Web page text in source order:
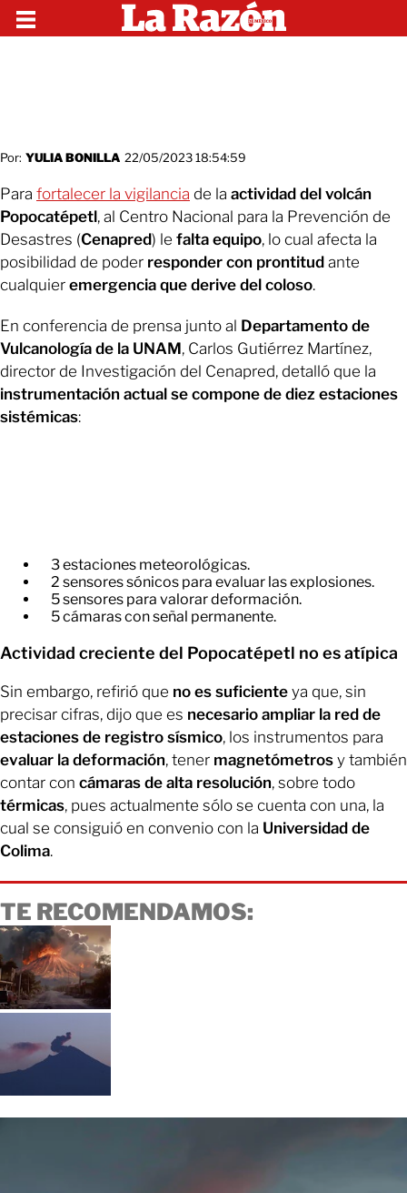
Por: YULIA BONILLA 22/05/2023 18:54:59
Para fortalecer la vigilancia de la actividad del volcán
Popocatépetl, al Centro Nacional para la Prevención de
Desastres (Cenapred) le falta equipo, lo cual afecta la
posibilidad de poder responder con prontitud ante
cualquier emergencia que derive del coloso.
En conferencia de prensa junto al Departamento de
Vulcanología de la UNAM, Carlos Gutiérrez Martínez,
director de Investigación del Cenapred, detalló que la
instrumentación actual se compone de diez estaciones
sistémicas:
​3 estaciones meteorológicas.
2 sensores sónicos para evaluar las explosiones.
5 sensores para valorar deformación.
5 cámaras con señal permanente.
Actividad creciente del Popocatépetl no es atípica
Sin embargo, refirió que no es suficiente ya que, sin
precisar cifras, dijo que es necesario ampliar la red de
estaciones de registro sísmico, los instrumentos para
evaluar la deformación, tener magnetómetros y también
contar con cámaras de alta resolución, sobre todo
térmicas, pues actualmente sólo se cuenta con una, la
cual se consiguió en convenio con la Universidad de
Colima.
TE RECOMENDAMOS: